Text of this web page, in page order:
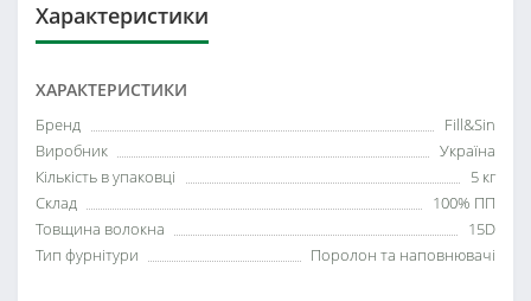
Характеристики
ХАРАКТЕРИСТИКИ
Бренд
Fill&Sin
Виробник
Україна
Кількість в упаковці
5 кг
Склад
100% ПП
Товщина волокна
15D
Тип фурнітури
Поролон та наповнювачі